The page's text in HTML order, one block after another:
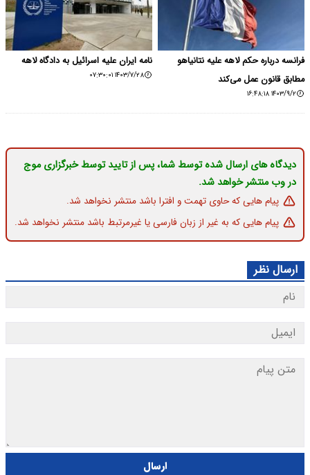
فرانسه درباره حکم لاهه علیه نتانیاهو
مطابق قانون عمل می‌کند
۱۴۰۳/۹/۲ ۱۶:۴۸:۱۸
نامه ایران علیه اسرائیل به دادگاه لاهه
۱۴۰۳/۷/۲۸ ۰۷:۳۰:۰۱
دیدگاه های ارسال شده توسط شما، پس از تایید توسط خبرگزاری موج
در وب منتشر خواهد شد.
پیام هایی که حاوی تهمت و افترا باشد منتشر نخواهد شد.
پیام هایی که به غیر از زبان فارسی یا غیرمرتبط باشد منتشر نخواهد شد.
ارسال نظر
ارسال